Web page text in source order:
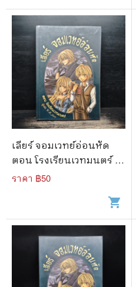
เลียร์ จอมเวทย์อ่อนหัด
ตอน โรงเรียนเวทมนตร์ -
W.K.jarr
ราคา ฿50
shopping_cart